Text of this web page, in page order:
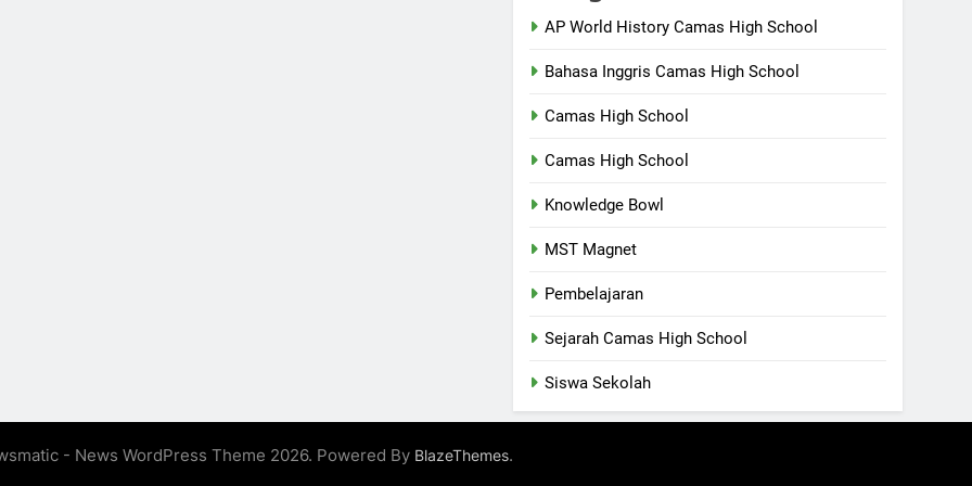
AP World History Camas High School
Bahasa Inggris Camas High School
Camas High School
Camas High School
Knowledge Bowl
MST Magnet
Pembelajaran
Sejarah Camas High School
Siswa Sekolah
- News WordPress Theme 2026. Powered By BlazeThemes.